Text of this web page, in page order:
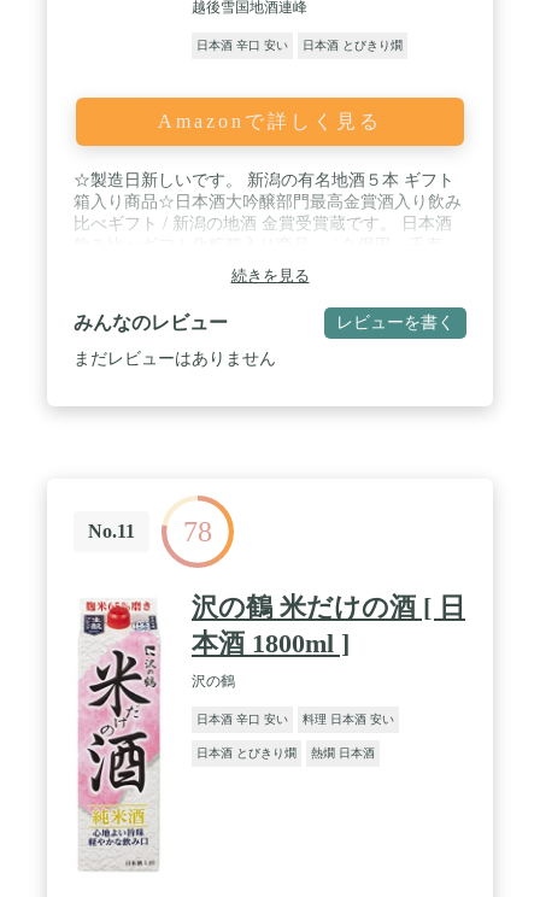
越後雪国地酒連峰
日本酒 辛口 安い 日本酒 とびきり燗
Amazonで詳しく見る
☆製造日新しいです。 新潟の有名地酒５本 ギフト
箱入り商品☆日本酒大吟醸部門最高金賞酒入り飲み
比べギフト / 新潟の地酒 金賞受賞蔵です。 日本酒
（吟醸酒）：「食事と楽しむ吟醸酒」を 目指した穏
やかな香りと柔らかい口当たりの飲み飽きしない味
わい。 冷やはもちろん燗にも適したお酒です / 越後
桜（大吟醸酒）最高金賞受賞 やや辛口・越乃寒梅
（白ラベル）元祖幻の酒・北雪 金星 四段仕込み・
続きを見る
みんなのレビュー レビューを書く
まだレビューはありません
No.11 78
沢の鶴 米だけの酒 [ 日
本酒 1800ml ]
沢の鶴
日本酒 辛口 安い 料理 日本酒 安い
日本酒 とびきり燗 熱燗 日本酒